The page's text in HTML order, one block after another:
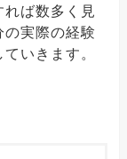
ば数多く見
実際の経験
いきます。